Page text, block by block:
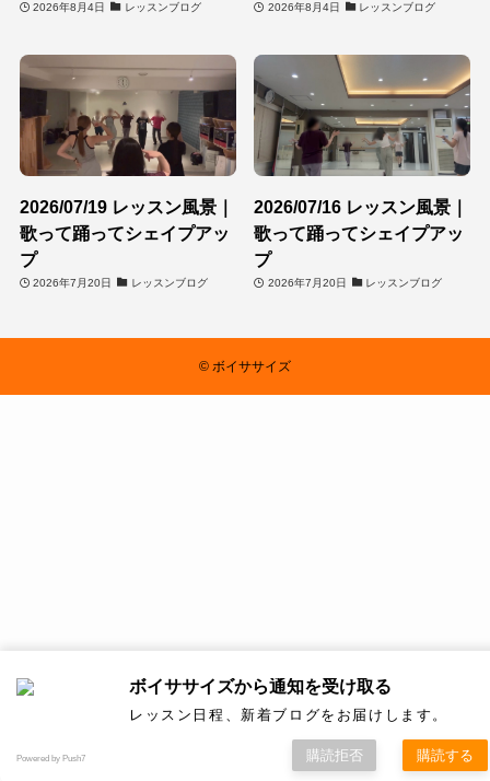
2026年8月4日 レッスンブログ 2026年8月4日 レッスンブログ
2026/07/19 レッスン風景｜
歌って踊ってシェイプアッ
プ
2026年7月20日 レッスンブログ
2026/07/16 レッスン風景｜
歌って踊ってシェイプアッ
プ
2026年7月20日 レッスンブログ
© ボイササイズ
ボイササイズから通知を受け取る
レッスン日程、新着ブログをお届けします。
Powered by Push7 購読拒否 購読する